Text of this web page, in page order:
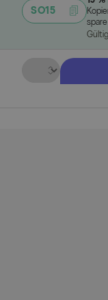
SO15
Menge